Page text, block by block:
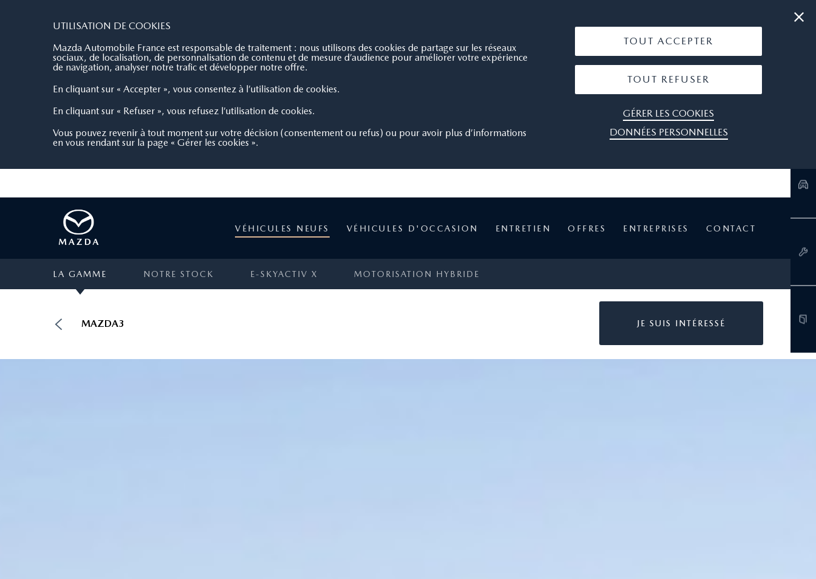
UTILISATION DE COOKIES
Mazda Automobile France est responsable de traitement : nous utilisons des cookies de partage sur les réseaux
sociaux, de localisation, de personnalisation de contenu et de mesure d’audience pour améliorer votre expérience
de navigation, analyser notre trafic et développer notre offre.
En cliquant sur « Accepter », vous consentez à l’utilisation de cookies.
En cliquant sur « Refuser », vous refusez l’utilisation de cookies.
Vous pouvez revenir à tout moment sur votre décision (consentement ou refus) ou pour avoir plus d’informations
en vous rendant sur la page « Gérer les cookies ».
TOUT ACCEPTER
TOUT REFUSER
GÉRER LES COOKIES
DONNÉES PERSONNELLES
VÉHICULES NEUFS VÉHICULES D'OCCASION ENTRETIEN OFFRES ENTREPRISES CONTACT
LA GAMME NOTRE STOCK E-SKYACTIV X MOTORISATION HYBRIDE
MAZDA3 JE SUIS INTÉRESSÉ